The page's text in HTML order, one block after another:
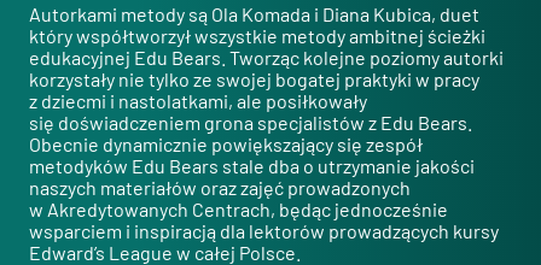
Autorkami metody są Ola Komada i Diana Kubica, duet
który współtworzył wszystkie metody ambitnej ścieżki
edukacyjnej Edu Bears. Tworząc kolejne poziomy autorki
korzystały nie tylko ze swojej bogatej praktyki w pracy
z dziecmi i nastolatkami, ale posiłkowały
się doświadczeniem grona specjalistów z Edu Bears.
Obecnie dynamicznie powiększający się zespół
metodyków Edu Bears stale dba o utrzymanie jakości
naszych materiałów oraz zajęć prowadzonych
w Akredytowanych Centrach, będąc jednocześnie
wsparciem i inspiracją dla lektorów prowadzących kursy
Edward’s League w całej Polsce.